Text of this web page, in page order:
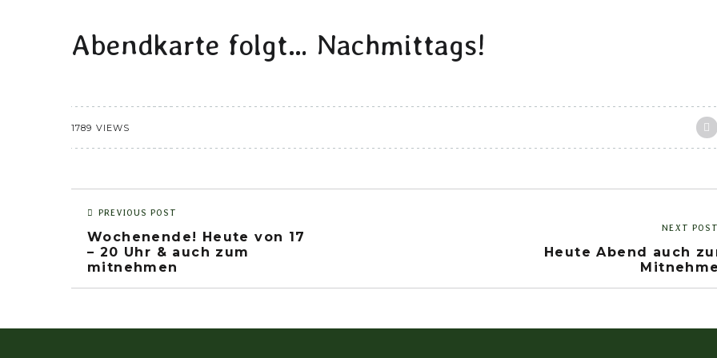
Abendkarte folgt… Nachmittags!
1789 VIEWS
PREVIOUS POST
Wochenende! Heute von 17
– 20 Uhr & auch zum
mitnehmen
NEXT POST
Heute Abend auch